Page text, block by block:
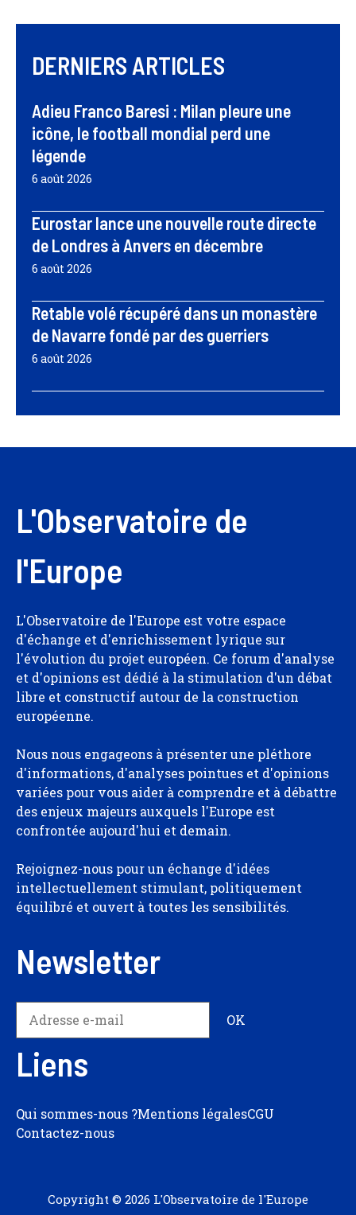
DERNIERS ARTICLES
Adieu Franco Baresi : Milan pleure une
icône, le football mondial perd une
légende
6 août 2026
Eurostar lance une nouvelle route directe
de Londres à Anvers en décembre
6 août 2026
Retable volé récupéré dans un monastère
de Navarre fondé par des guerriers
6 août 2026
L'Observatoire de
l'Europe
L'Observatoire de l'Europe est votre espace
d'échange et d'enrichissement lyrique sur
l'évolution du projet européen. Ce forum d'analyse
et d'opinions est dédié à la stimulation d'un débat
libre et constructif autour de la construction
européenne.
Nous nous engageons à présenter une pléthore
d'informations, d'analyses pointues et d'opinions
variées pour vous aider à comprendre et à débattre
des enjeux majeurs auxquels l'Europe est
confrontée aujourd'hui et demain.
Rejoignez-nous pour un échange d'idées
intellectuellement stimulant, politiquement
équilibré et ouvert à toutes les sensibilités.
Newsletter
Liens
Qui sommes-nous ?Mentions légalesCGU
Contactez-nous
Copyright © 2026 L'Observatoire de l'Europe